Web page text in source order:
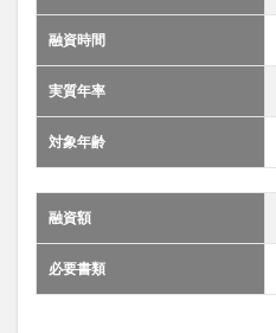
融資時間
実質年率
対象年齢
融資額
必要書類